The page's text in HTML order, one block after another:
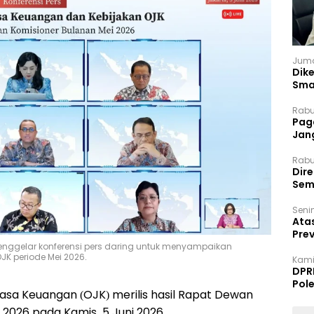
konferensi pers daring untuk menyampaikan
periode Mei 2026.
Keuangan (OJK) merilis hasil Rapat Dewan